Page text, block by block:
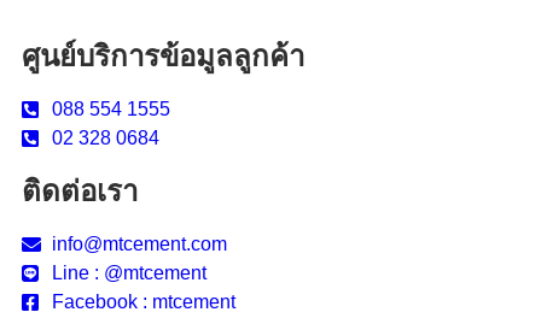
ศูนย์บริการข้อมูลลูกค้า
088 554 1555
02 328 0684
ติดต่อเรา
info@mtcement.com
Line : @mtcement
Facebook : mtcement